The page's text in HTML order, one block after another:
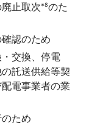
止取次※8のた
認のため
交換、停電
託送供給等契
電事業者の業
ため